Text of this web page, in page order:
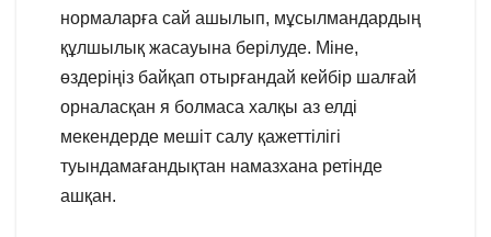
нормаларға сай ашылып, мұсылмандардың
құлшылық жасауына берілуде. Міне,
өздеріңіз байқап отырғандай кейбір шалғай
орналасқан я болмаса халқы аз елді
мекендерде мешіт салу қажеттілігі
туындамағандықтан намазхана ретінде
ашқан.